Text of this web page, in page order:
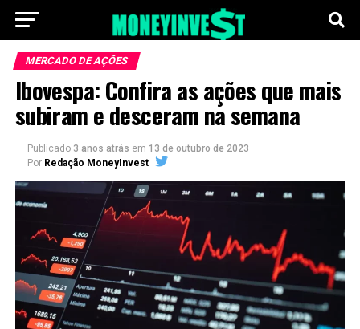
MERCADO DE AÇÕES
Ibovespa: Confira as ações que mais
subiram e desceram na semana
Publicado 3 anos atrás em 13 de outubro de 2023
Por Redação MoneyInvest